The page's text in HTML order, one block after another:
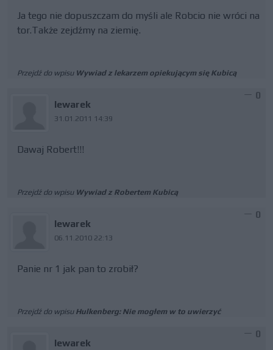
Ja tego nie dopuszczam do myśli ale Robcio nie wróci na
tor.Także zejdźmy na ziemię.
Przejdź do wpisu Wywiad z lekarzem opiekującym się Kubicą
lewarek
31.01.2011 14:39
0
Dawaj Robert!!!
Przejdź do wpisu Wywiad z Robertem Kubicą
lewarek
06.11.2010 22:13
0
Panie nr 1 jak pan to zrobił?
Przejdź do wpisu Hulkenberg: Nie mogłem w to uwierzyć
lewarek
0